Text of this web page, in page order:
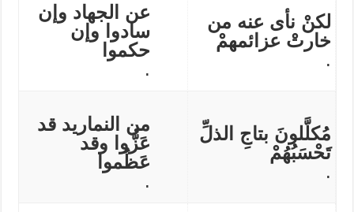
لكنْ نأى عنه من
خارتْ عزائمهمْ
.
عن الجهاد وإن
سادوا وإن
حكموا
.
مُكلَّلونَ بتاجِ الذلِّ
تَحْسَبُهُمْ
.
من النماريد قد
عَزُّوا وقد
عَظُموا
.